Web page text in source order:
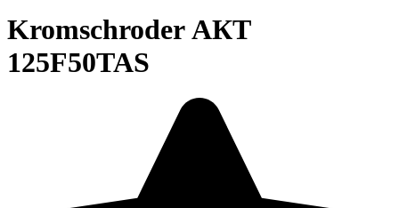
Kromschroder АКТ
125F50TAS